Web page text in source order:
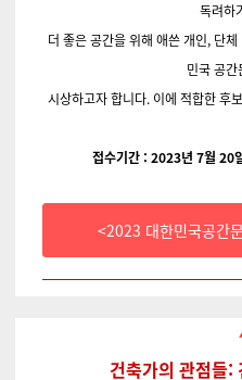
독려하
더 좋은 공간을 위해 애쓴 개인, 단
민국 공간
시상하고자 합니다. 이에 적합한 후
접수기간 : 2023년 7월
<2023 대한민국공간
건축가의 관점들: